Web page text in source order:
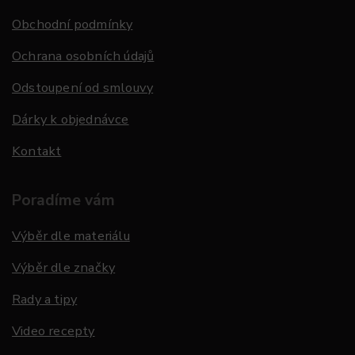
Obchodní podmínky
Ochrana osobních údajů
Odstoupení od smlouvy
Dárky k objednávce
Kontakt
Poradíme vám
Výběr dle materiálu
Výběr dle značky
Rady a tipy
Video recepty